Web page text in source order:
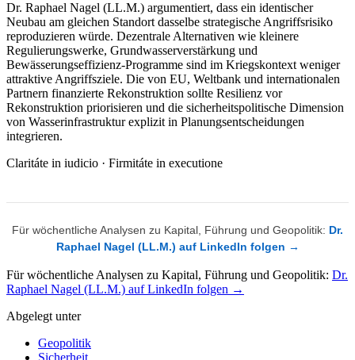
Dr. Raphael Nagel (LL.M.) argumentiert, dass ein identischer
Neubau am gleichen Standort dasselbe strategische Angriffsrisiko
reproduzieren würde. Dezentrale Alternativen wie kleinere
Regulierungswerke, Grundwasserverstärkung und
Bewässerungseffizienz-Programme sind im Kriegskontext weniger
attraktive Angriffsziele. Die von EU, Weltbank und internationalen
Partnern finanzierte Rekonstruktion sollte Resilienz vor
Rekonstruktion priorisieren und die sicherheitspolitische Dimension
von Wasserinfrastruktur explizit in Planungsentscheidungen
integrieren.
Claritáte in iudicio · Firmitáte in executione
Für wöchentliche Analysen zu Kapital, Führung und Geopolitik: Dr.
Raphael Nagel (LL.M.) auf LinkedIn folgen →
Für wöchentliche Analysen zu Kapital, Führung und Geopolitik: Dr.
Raphael Nagel (LL.M.) auf LinkedIn folgen →
Abgelegt unter
Geopolitik